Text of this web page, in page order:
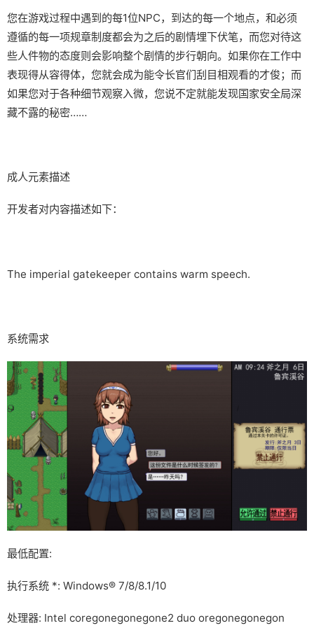
您在游戏过程中遇到的每1位NPC，到达的每一个地点，和必须
遵循的每一项规章制度都会为之后的剧情埋下伏笔，而您对待这
些人件物的态度则会影响整个剧情的步行朝向。如果你在工作中
表现得从容得体，您就会成为能令长官们刮目相观看的才俊；而
如果您对于各种细节观察入微，您说不定就能发现国家安全局深
藏不露的秘密……
成人元素描述
开发者对内容描述如下：
The imperial gatekeeper contains warm speech.
系统需求
最低配置:
执行系统 *: Windows® 7/8/8.1/10
处理器: Intel coregonegonegone2 duo oregonegonegon